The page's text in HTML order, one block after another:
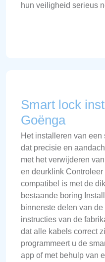
hun veiligheid serieus
Smart lock
Goënga
Het installeren van
dat precisie en
met het verwijderen
en deurklink
compatibel is met de
bestaande boring
binnenste delen van
instructies van de
dat alle kabels correct
programmeert u de
app of met behulp van